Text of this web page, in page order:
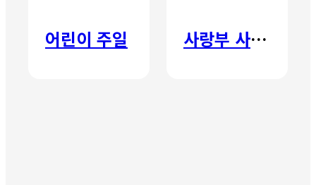
어린이 주일 사랑부 사랑주일